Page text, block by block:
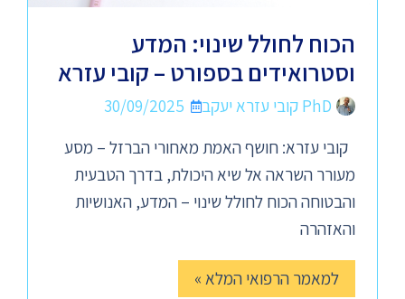
הכוח לחולל שינוי: המדע
וסטרואידים בספורט – קובי עזרא
PhD קובי עזרא יעקב
30/09/2025
קובי עזרא: חושף האמת מאחורי הברזל – מסע
מעורר השראה אל שיא היכולת, בדרך הטבעית
והבטוחה הכוח לחולל שינוי – המדע, האנושיות
והאזהרה
למאמר הרפואי המלא »